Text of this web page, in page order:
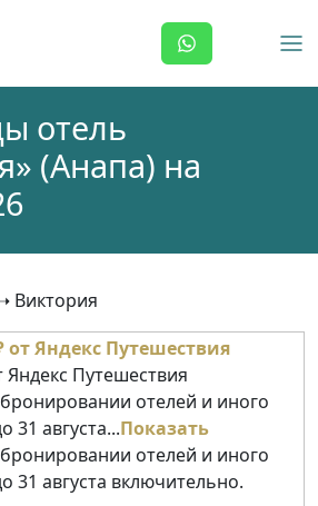
отель
(Анапа) на
Виктория
Путешествия
отелей и иного
31 августа...Показать
отелей и иного
31 августа включительно.